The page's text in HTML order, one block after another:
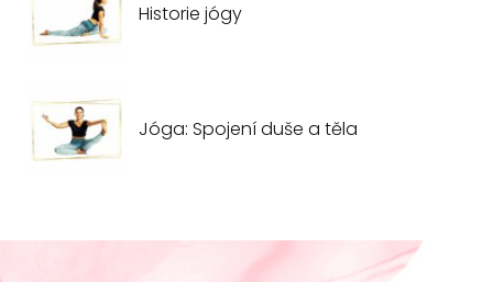
Historie jógy
Jóga: Spojení duše a těla